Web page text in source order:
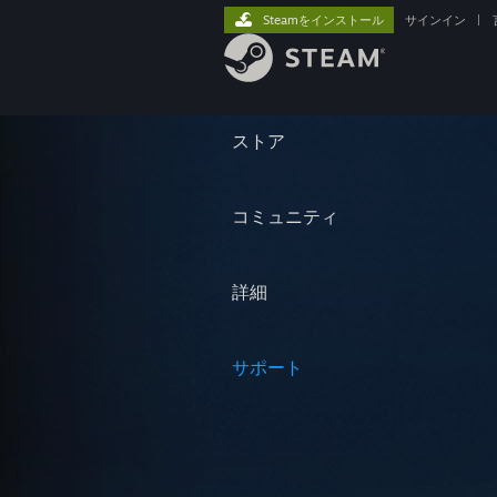
ストア
コミュニティ
詳細
サポート
Steamをインストール サインイン